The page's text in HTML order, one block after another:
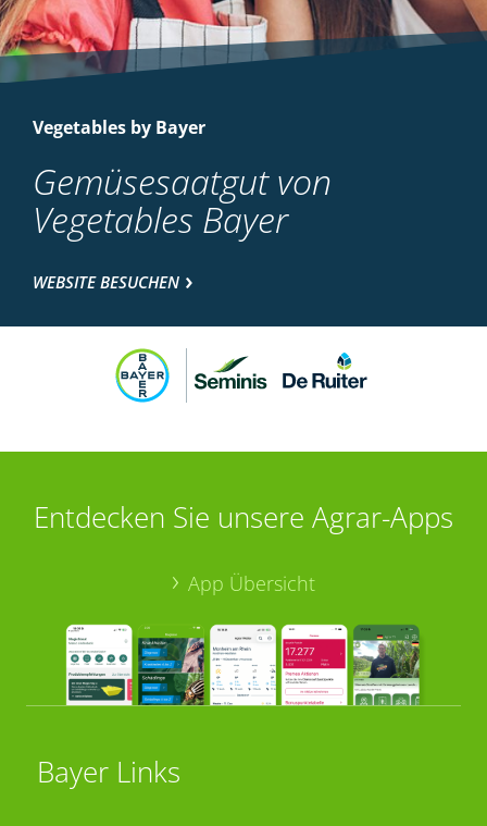
Vegetables by Bayer
Gemüsesaatgut von
Vegetables Bayer
WEBSITE BESUCHEN
Entdecken Sie unsere Agrar-Apps
App Übersicht
Bayer Links